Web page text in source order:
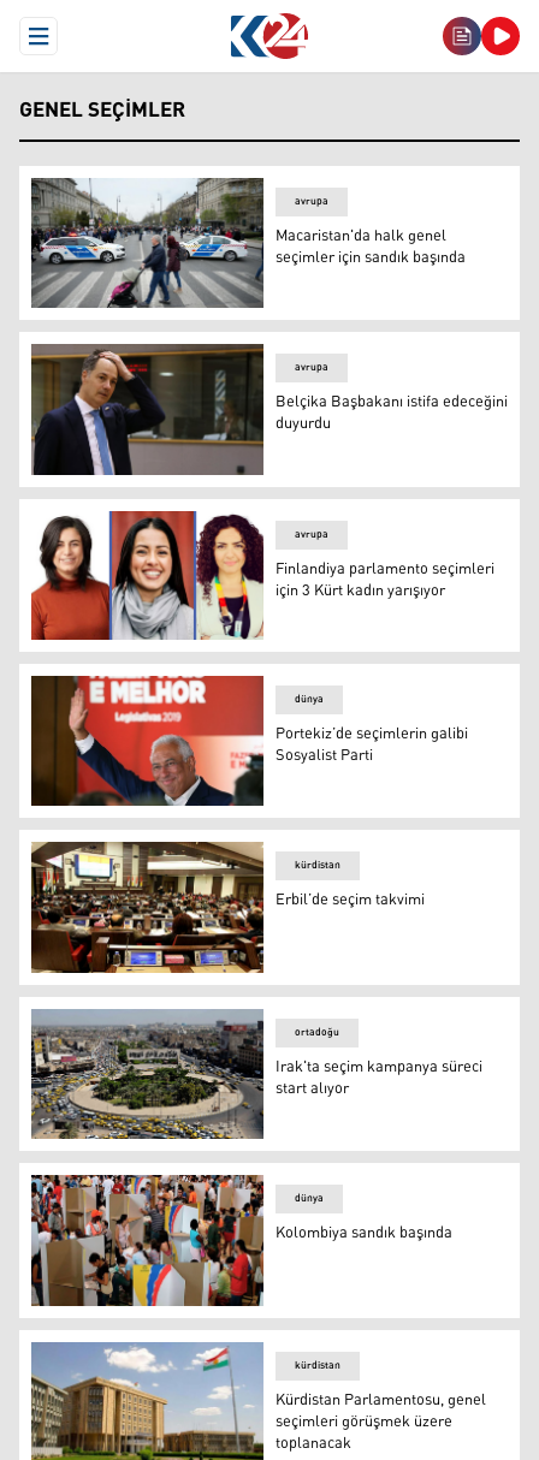
Open Menu
GENEL SEÇIMLER
Macaristan'da halk genel seçimler için sandık başında
avrupa
Macaristan'da halk genel
seçimler için sandık başında
Belçika Başbakanı Alexander de Croo
avrupa
Belçika Başbakanı istifa edeceğini
duyurdu
Finlandiya parlamento seçimleri için 3 Kürt kadın
avrupa
Finlandiya parlamento seçimleri
için 3 Kürt kadın yarışıyor
Portekiz’de seçimlerin galibi Sosyalist Parti
dünya
Portekiz’de seçimlerin galibi
Sosyalist Parti
Erbil’de seçim takvimi
kürdistan
Erbil’de seçim takvimi
Irak'ta seçim kampanya süreci start alıyor
ortadoğu
Irak'ta seçim kampanya süreci
start alıyor
Kolombiya sandık başında
dünya
Kolombiya sandık başında
kürdistan
Kürdistan Parlamentosu, genel
seçimleri görüşmek üzere
toplanacak